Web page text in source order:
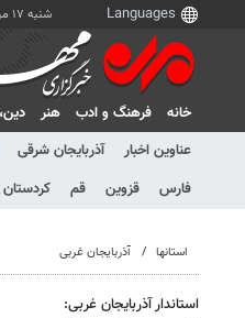
شنبه ۱۷ مرداد ۱۴۰۵
خانه فرهنگ و ادب هنر
عناوین اخبار
آذربایجان شرقی
فارس
قزوین قم کردستان
استانها آذربایجان غربی
استاندار آذربایجان غربی: